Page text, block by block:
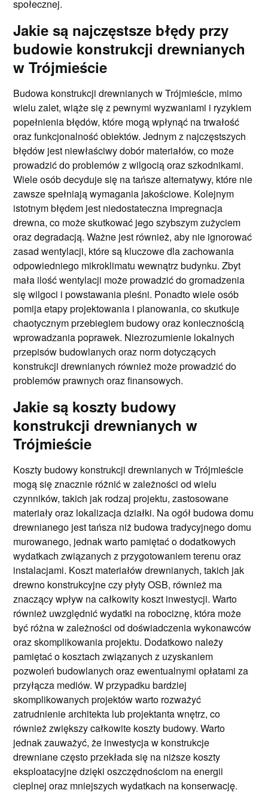
społecznej.
Jakie są najczęstsze błędy przy
budowie konstrukcji drewnianych
w Trójmieście
Budowa konstrukcji drewnianych w Trójmieście, mimo
wielu zalet, wiąże się z pewnymi wyzwaniami i ryzykiem
popełnienia błędów, które mogą wpłynąć na trwałość
oraz funkcjonalność obiektów. Jednym z najczęstszych
błędów jest niewłaściwy dobór materiałów, co może
prowadzić do problemów z wilgocią oraz szkodnikami.
Wiele osób decyduje się na tańsze alternatywy, które nie
zawsze spełniają wymagania jakościowe. Kolejnym
istotnym błędem jest niedostateczna impregnacja
drewna, co może skutkować jego szybszym zużyciem
oraz degradacją. Ważne jest również, aby nie ignorować
zasad wentylacji, które są kluczowe dla zachowania
odpowiedniego mikroklimatu wewnątrz budynku. Zbyt
mała ilość wentylacji może prowadzić do gromadzenia
się wilgoci i powstawania pleśni. Ponadto wiele osób
pomija etapy projektowania i planowania, co skutkuje
chaotycznym przebiegiem budowy oraz koniecznością
wprowadzania poprawek. Niezrozumienie lokalnych
przepisów budowlanych oraz norm dotyczących
konstrukcji drewnianych również może prowadzić do
problemów prawnych oraz finansowych.
Jakie są koszty budowy
konstrukcji drewnianych w
Trójmieście
Koszty budowy konstrukcji drewnianych w Trójmieście
mogą się znacznie różnić w zależności od wielu
czynników, takich jak rodzaj projektu, zastosowane
materiały oraz lokalizacja działki. Na ogół budowa domu
drewnianego jest tańsza niż budowa tradycyjnego domu
murowanego, jednak warto pamiętać o dodatkowych
wydatkach związanych z przygotowaniem terenu oraz
instalacjami. Koszt materiałów drewnianych, takich jak
drewno konstrukcyjne czy płyty OSB, również ma
znaczący wpływ na całkowity koszt inwestycji. Warto
również uwzględnić wydatki na robociznę, która może
być różna w zależności od doświadczenia wykonawców
oraz skomplikowania projektu. Dodatkowo należy
pamiętać o kosztach związanych z uzyskaniem
pozwoleń budowlanych oraz ewentualnymi opłatami za
przyłącza mediów. W przypadku bardziej
skomplikowanych projektów warto rozważyć
zatrudnienie architekta lub projektanta wnętrz, co
również zwiększy całkowite koszty budowy. Warto
jednak zauważyć, że inwestycja w konstrukcje
drewniane często przekłada się na niższe koszty
eksploatacyjne dzięki oszczędnościom na energii
cieplnej oraz mniejszych wydatkach na konserwację.